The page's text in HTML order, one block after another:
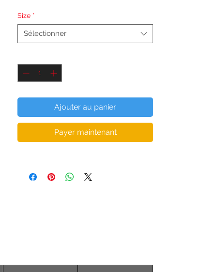
en Europe.
Tous nos leggings sont fabriqués à partir
élasthanne qui vous laissera une sensation
de seconde peau, tout en étant
Le fil en microfibre ajoute de la profondeur
(épaisseur) au corps des leggings,
garantissant qu'ils conservent leur forme
squats et sans transparence.
• Le tissu est extensible dans les quatre
Size *
Sélectionner
Ajouter au panier
Payer maintenant